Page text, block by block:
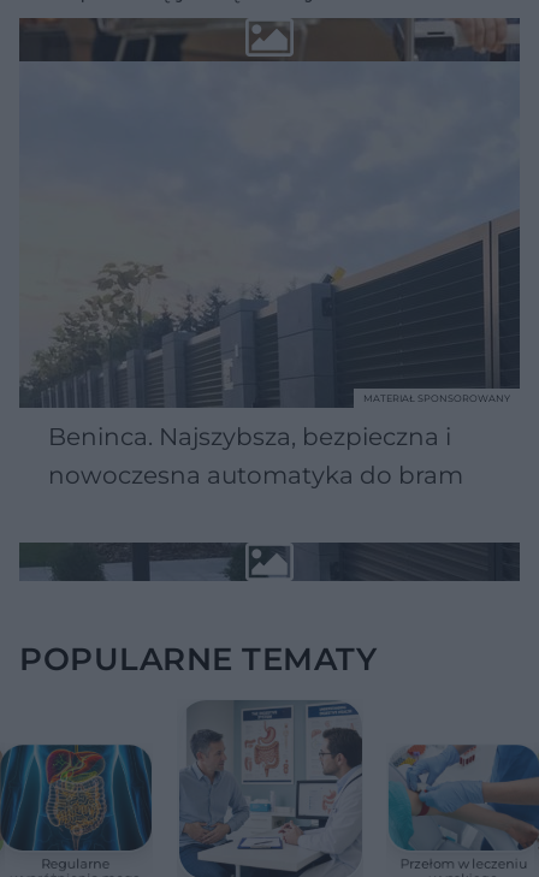
Beninca. Najszybsza, bezpieczna i
nowoczesna automatyka do bram
MATERIAŁ SPONSOROWANY
POPULARNE TEMATY
Regularne Przełom w leczeniu